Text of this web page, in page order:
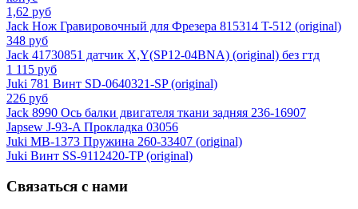
1,62 руб
Jack Нож Гравировочный для Фрезера 815314 T-512 (original)
348 руб
Jack 41730851 датчик X,Y(SP12-04BNA) (original) без гтд
1 115 руб
Juki 781 Винт SD-0640321-SP (original)
226 руб
Jack 8990 Ось балки двигателя ткани задняя 236-16907
Japsew J-93-A Прокладка 03056
Juki MB-1373 Пружина 260-33407 (original)
Juki Винт SS-9112420-TP (original)
Связаться с нами